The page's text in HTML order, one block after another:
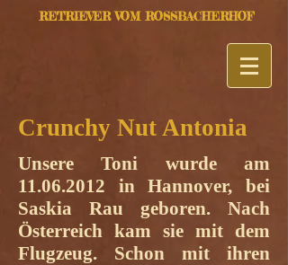
RETRIEVER VOM ROSSBACHERHOF
Crunchy Nut Antonia
Unsere Toni wurde am
11.06.2012 in Hannover, bei
Saskia Rau geboren. Nach
Österreich kam sie mit dem
Flugzeug. Schon mit ihren